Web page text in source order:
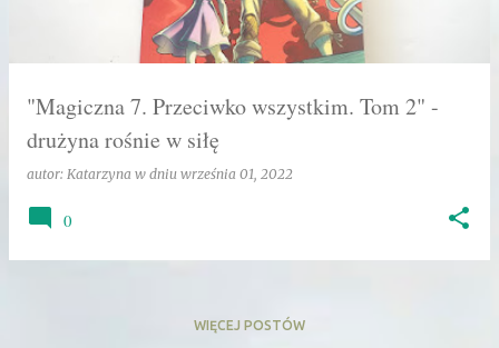
"Magiczna 7. Przeciwko wszystkim. Tom 2" -
drużyna rośnie w siłę
autor: Katarzyna w dniu września 01, 2022
0
WIĘCEJ POSTÓW